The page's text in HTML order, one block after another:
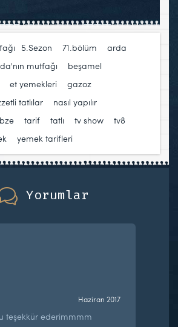
5.Sezon 71.bölüm
arda
mutfağı beşamel
et yemekleri gazoz
tatlılar nasıl yapılır
tarif tatlı tv show tv8
yemek tarifleri
Yorumlar
Haziran 2017
teşekkür ederimmmm